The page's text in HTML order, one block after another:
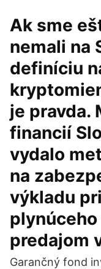
Ak sme
nemali na
definíciu
je pravda.
financií
vydalo
na
výkladu
predajom
Garančný fond